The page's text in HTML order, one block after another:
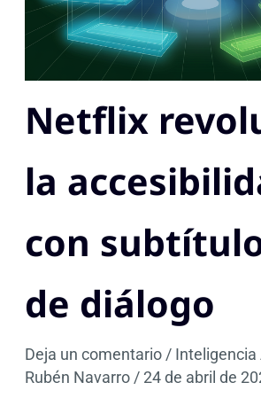
Netflix
la
con
de diálogo
Deja un comentario/ Inteligencia
Rubén Navarro/ 24 de abril de